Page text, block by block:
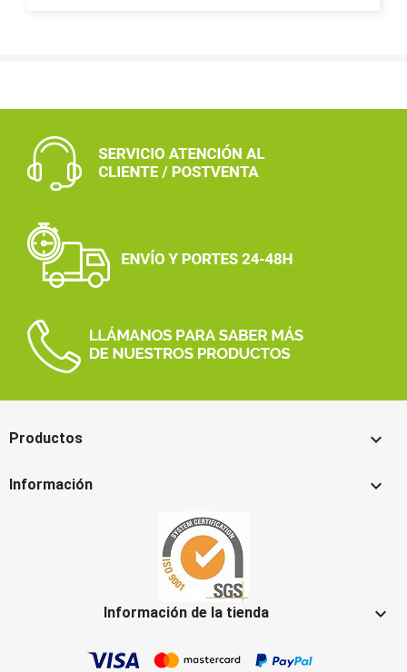
Productos 
Información 
Información de la tienda 